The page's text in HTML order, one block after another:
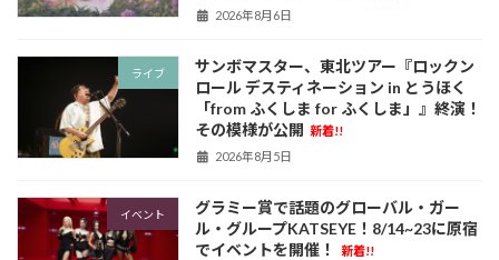
2026年8月6日
ライブ
サンボマスター、東北ツアー『ロックン
ロール デスティネーション in とうほく
「from ふくしま for ふくしま」』終演！
その模様が公開 新着!!
2026年8月5日
イベント
グラミー賞で話題のグローバル・ガー
ル・グループKATSEYE！8/14~23に原宿
でイベントを開催！
新着!!